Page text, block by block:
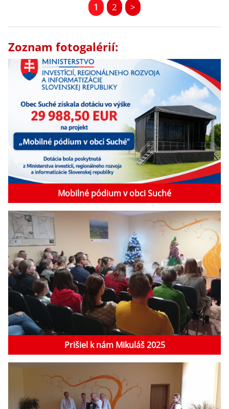
1 2 >
Zoznam fotogalérií:
Mobilné pódium v obci Suché
Prišiel k nám Mikuláš 2025